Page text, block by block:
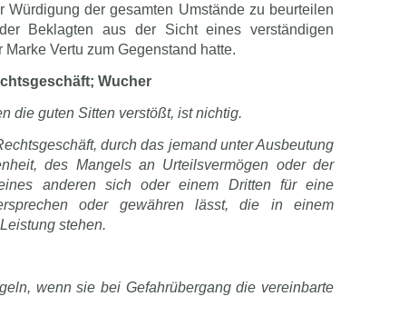
Würdigung der gesamten Umstände zu beurteilen
Beklagten aus der Sicht eines verständigen
Vertu zum Gegenstand hatte.
Wucher
die guten Sitten verstößt, ist nichtig.
durch das jemand unter Ausbeutung
des Mangels an Urteilsvermögen oder der
anderen sich oder einem Dritten für eine
oder gewähren lässt, die in einem
stehen.
wenn sie bei Gefahrübergang die vereinbarte